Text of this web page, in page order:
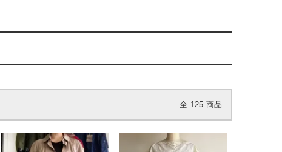
全 125 商品